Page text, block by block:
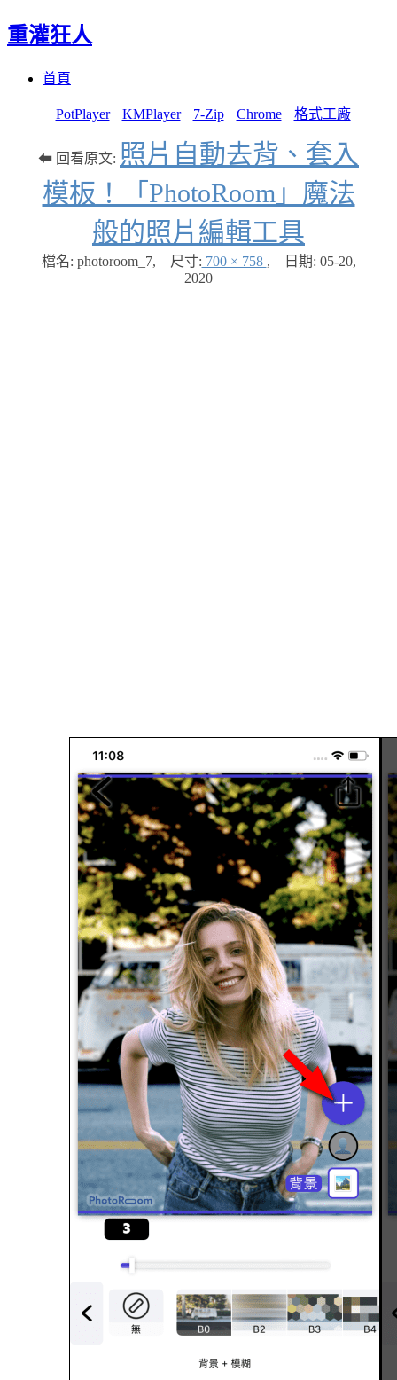
重灌狂人
首頁
PotPlayer KMPlayer 7-Zip Chrome 格式工廠
⬅ 回看原文: 照片自動去背、套入
模板！「PhotoRoom」魔法
般的照片編輯工具
檔名: photoroom_7, 尺寸: 700 × 758 , 日期: 05-20,
2020